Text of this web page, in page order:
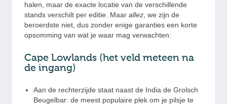
halen, maar de exacte locatie van de verschillende
stands verschilt per editie. Maar allez , we zijn de
beroerdste niet, dus zonder enige garanties een korte
opsomming van wat je waar mag verwachten:
Cape Lowlands (het veld meteen na
de ingang)
Aan de rechterzijde staat naast de India de Grolsch
Beugelbar: de meest populaire plek om je pilsje te